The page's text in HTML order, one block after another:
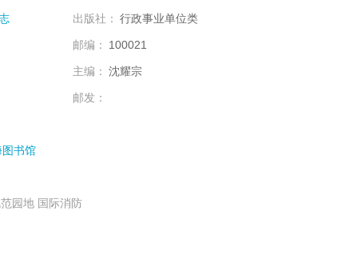
出版社： 行政事业单位类
邮编： 100021
主编： 沈耀宗
邮发：
图书馆
园地 国际消防